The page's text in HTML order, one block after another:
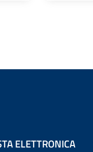
ELETTRONICA